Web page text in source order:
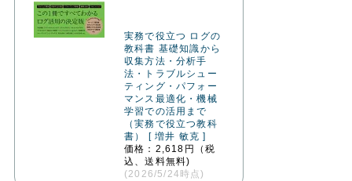
実務で役立つ ログの
教科書 基礎知識から
収集方法・分析手
法・トラブルシュー
ティング・パフォー
マンス最適化・機械
学習での活用まで
（実務で役立つ教科
書） [ 増井 敏克 ]
価格：2,618円（税
込、送料無料)
(2026/5/24時点)